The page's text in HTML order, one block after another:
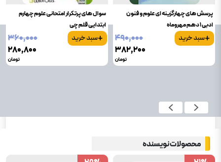
پرسش های چهارگزینه ای علوم و فنون
ادبی 1 دهم مهروماه
+سبد خرید
۴۹۰٬۰۰۰
۳۸۲٬۲۰۰
تومان
سوال های پرتکرار امتحانی علوم چهارم
ابتدایی قلم چی
+سبد خرید
۳۶۰٬۰۰۰
۲۸۰٬۸۰۰
تومان
محصولات نویسنده